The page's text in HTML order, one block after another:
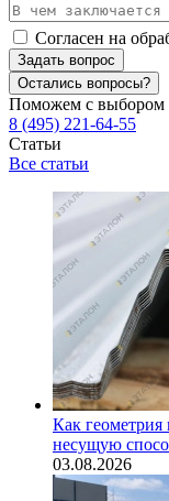
Согласен на
Задать вопрос
Остались вопросы?
Поможем с выбором
8 (495) 221-64-55
Статьи
Все статьи
Как геометрия
несущую
03.08.2026